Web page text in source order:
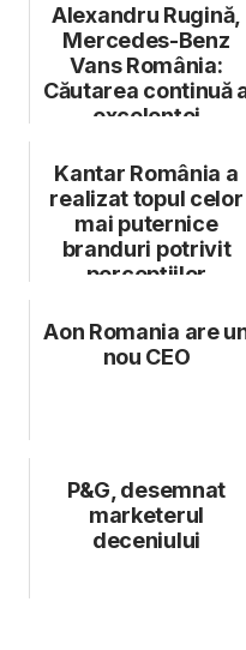
Alexandru Rugină,
Mercedes-Benz
Vans România:
Căutarea continuă
excelenței
Kantar România a
realizat topul celor
mai puternice
branduri potrivit
percepțiilor
Aon Romania are
nou CEO
P&G, desemnat
marketerul
deceniului